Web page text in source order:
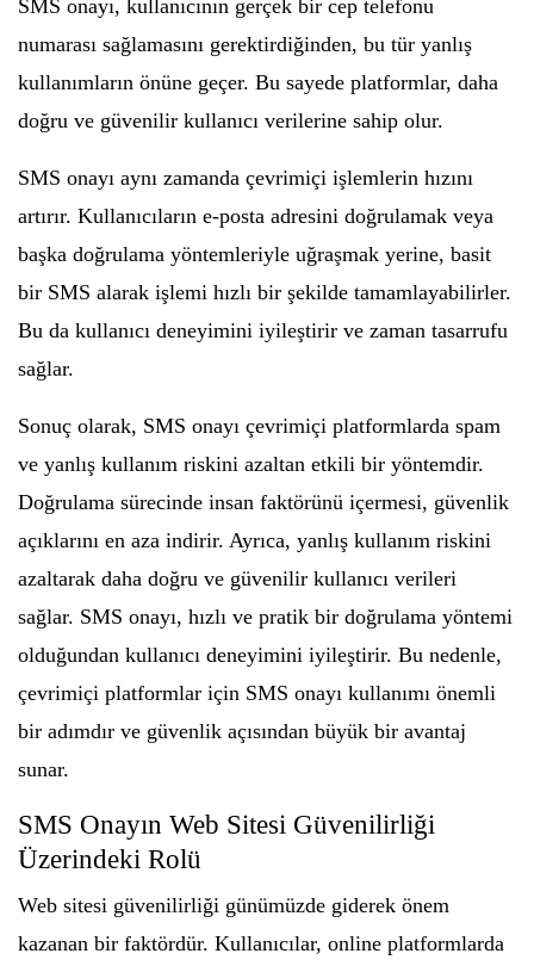
SMS onayı, kullanıcının gerçek bir cep telefonu
numarası sağlamasını gerektirdiğinden, bu tür yanlış
kullanımların önüne geçer. Bu sayede platformlar, daha
doğru ve güvenilir kullanıcı verilerine sahip olur.
SMS onayı aynı zamanda çevrimiçi işlemlerin hızını
artırır. Kullanıcıların e-posta adresini doğrulamak veya
başka doğrulama yöntemleriyle uğraşmak yerine, basit
bir SMS alarak işlemi hızlı bir şekilde tamamlayabilirler.
Bu da kullanıcı deneyimini iyileştirir ve zaman tasarrufu
sağlar.
Sonuç olarak, SMS onayı çevrimiçi platformlarda spam
ve yanlış kullanım riskini azaltan etkili bir yöntemdir.
Doğrulama sürecinde insan faktörünü içermesi, güvenlik
açıklarını en aza indirir. Ayrıca, yanlış kullanım riskini
azaltarak daha doğru ve güvenilir kullanıcı verileri
sağlar. SMS onayı, hızlı ve pratik bir doğrulama yöntemi
olduğundan kullanıcı deneyimini iyileştirir. Bu nedenle,
çevrimiçi platformlar için SMS onayı kullanımı önemli
bir adımdır ve güvenlik açısından büyük bir avantaj
sunar.
SMS Onayın Web Sitesi Güvenilirliği
Üzerindeki Rolü
Web sitesi güvenilirliği günümüzde giderek önem
kazanan bir faktördür. Kullanıcılar, online platformlarda